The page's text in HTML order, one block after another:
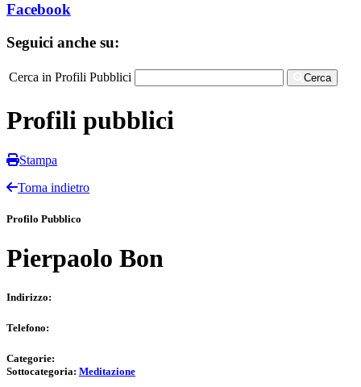
Facebook
Seguici anche su:
Cerca in Profili Pubblici Cerca
Profili pubblici
Stampa
Torna indietro
Profilo Pubblico
Pierpaolo Bon
Indirizzo:
Telefono:
Categorie:
Sottocategoria: Meditazione